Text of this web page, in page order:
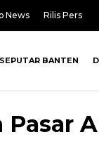
News Rilis Pers
SEPUTAR BANTEN